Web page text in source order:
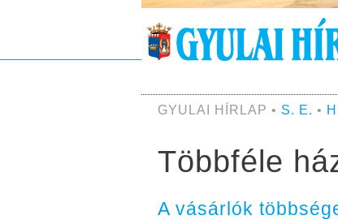
GYULAI HÍRLAP • S. E. •
Többféle
A vásárlók